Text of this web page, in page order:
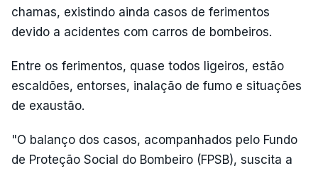
chamas, existindo ainda casos de ferimentos
devido a acidentes com carros de bombeiros.
Entre os ferimentos, quase todos ligeiros, estão
escaldões, entorses, inalação de fumo e situações
de exaustão.
"O balanço dos casos, acompanhados pelo Fundo
de Proteção Social do Bombeiro (FPSB), suscita a